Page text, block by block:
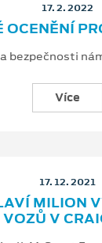
17. 2. 2022
OCENĚNÍ
bezpečnosti
Více
17. 12. 2021
MILION
VOZŮ V